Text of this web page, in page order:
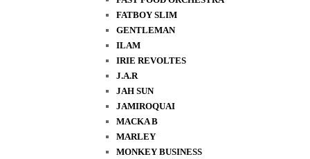
FATBOY SLIM
GENTLEMAN
ILAM
IRIE REVOLTES
J.A.R
JAH SUN
JAMIROQUAI
MACKA B
MARLEY
MONKEY BUSINESS